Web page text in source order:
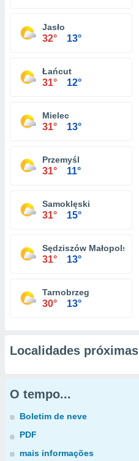
Jasło
32° 13°
Łańcut
31° 12°
Mielec
31° 13°
Przemyśl
31° 11°
Samoklęski
31° 15°
Sędziszów Małopolski
31° 13°
Tarnobrzeg
30° 13°
Localidades próximas
O tempo...
Boletim de neve
PDF
mais informações